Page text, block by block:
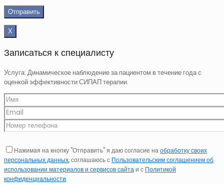
Х
Записаться к специалисту
Услуга: Динамическое наблюдение за пациентом в течение года с
оценкой эффективности СИПАП терапии.
Нажимая на кнопку "Отправить" я даю согласие наобработку своих
персональных данных, соглашаюсь с Пользовательским соглашением об
использовании материалов и сервисов сайтаи с Политикой
конфиденциальности.